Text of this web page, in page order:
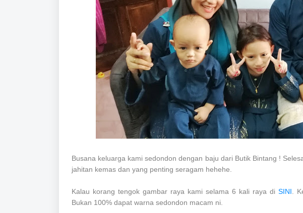
Busana keluarga kami sedondon dengan baju dari Butik Bintang !
jahitan kemas dan yang penting seragam hehehe.
Kalau korang tengok gambar raya kami selama 6 kali raya di SINI .
Bukan 100% dapat warna sedondon macam ni.